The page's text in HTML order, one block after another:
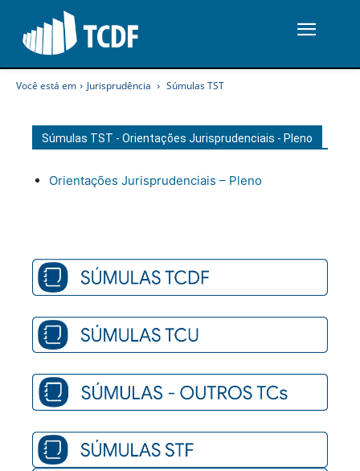
Você está em Jurisprudência Súmulas TST
Súmulas TST - Orientações Jurisprudenciais - Pleno
Orientações Jurisprudenciais – Pleno